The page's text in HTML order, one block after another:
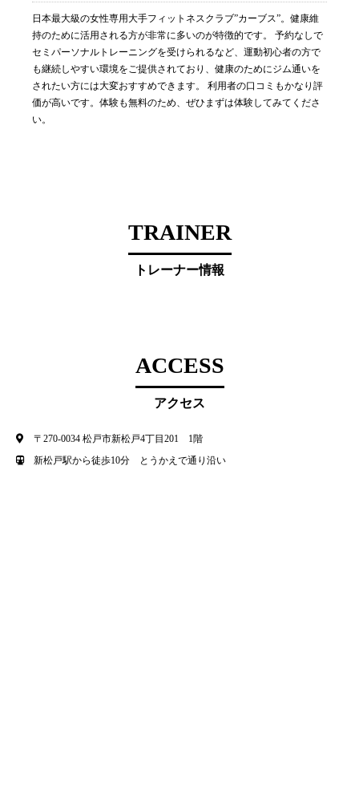
日本最大級の女性専用大手フィットネスクラブ”カーブス”。健康維
持のために活用される方が非常に多いのが特徴的です。 予約なしで
セミパーソナルトレーニングを受けられるなど、運動初心者の方で
も継続しやすい環境をご提供されており、健康のためにジム通いを
されたい方には大変おすすめできます。 利用者の口コミもかなり評
価が高いです。体験も無料のため、ぜひまずは体験してみてくださ
い。
TRAINER
トレーナー情報
ACCESS
アクセス
〒270-0034 松戸市新松戸4丁目201 1階
新松戸駅から徒歩10分 とうかえで通り沿い